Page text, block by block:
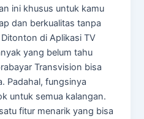
ini khusus untuk kamu
dan berkualitas tanpa
di Aplikasi TV
yang belum tahu
Transvision bisa
Padahal, fungsinya
untuk semua kalangan.
fitur menarik yang bisa